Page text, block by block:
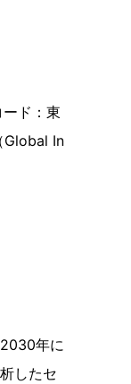
ド：東
Global In
年に
したセ